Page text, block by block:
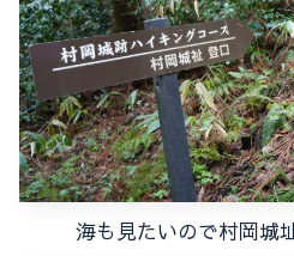
海も見たいので村岡城